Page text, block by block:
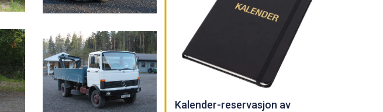
Kalender-reservasjon av